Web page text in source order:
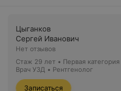
Цыганков
Сергей Иванович
Нет отзывов
Стаж 29 лет • Первая категория
Врач УЗД • Рентгенолог
Записаться